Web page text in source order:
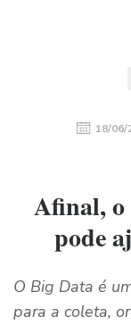
18/06/
Afinal, o
pode
O Big Data é
para a coleta,